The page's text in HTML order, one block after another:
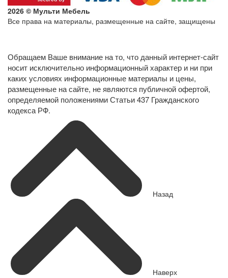
2026 © Мульти Мебель
Все права на материалы, размещенные на сайте, защищены
Обращаем Ваше внимание на то, что данный интернет-сайт
носит исключительно информационный характер и ни при
каких условиях информационные материалы и цены,
размещенные на сайте, не являются публичной офертой,
определяемой положениями Статьи 437 Гражданского
кодекса РФ.
Назад
Наверх